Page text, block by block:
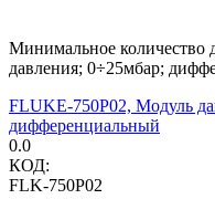
Минимальное количество
давления; 0÷25мбар;
FLUKE-750P02, Модуль
дифференциальный
0.0
КОД:
FLK-750P02